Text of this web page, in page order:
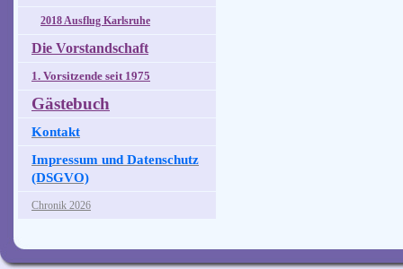
2018 Ausflug Karlsruhe
Die Vorstandschaft
1. Vorsitzende seit 1975
Gästebuch
Kontakt
Impressum und Datenschutz
(DSGVO)
Chronik 2026